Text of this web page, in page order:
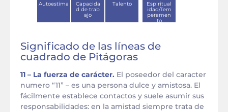
Autoestima
Capacida
d de trab
ajo
Talento
Espiritual
idad/Tem
peramen
to
Significado de las líneas de
cuadrado de Pitágoras
11 – La fuerza de carácter. El poseedor del caracter
numero “11” – es una persona dulce y amistosa. El
fácilmente establece contactos y suele asumir sus
responsabilidades: en la amistad siempre trata de